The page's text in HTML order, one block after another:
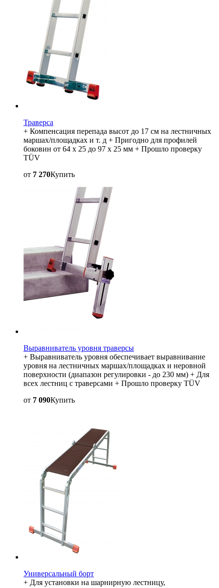
Траверса
+ Компенсация перепада высот до 17 см на лестничных
маршах/площадках и т. д + Пригодно для профилей
боковин от 64 x 25 до 97 x 25 мм + Прошло проверку
TÜV
от 7 270Купить
Выравниватель уровня траверсы
+ Выравниватель уровня обеспечивает выравнивание
уровня на лестничных маршах/площадках и неровной
поверхности (диапазон регулировки - до 230 мм) + Для
всех лестниц с траверсами + Прошло проверку TÜV
от 7 090Купить
Универсальный борт
+ Для установки на шарнирную лестницу,